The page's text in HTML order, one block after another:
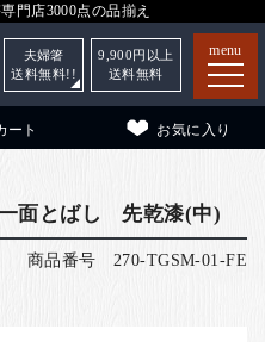
門店3000点の品揃え
menu
ート お気に入り
夫婦箸
送料無料!!
9,900 円以上
送料無料
面とばし 先乾漆(中)
商品番号 270-TGSM-01-FE